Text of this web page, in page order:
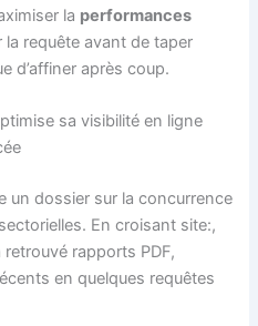
la performances
la requête avant de taper
d’affiner après coup.
sa visibilité en ligne
un dossier sur la concurrence
En croisant site:,
retrouvé rapports PDF,
en quelques requêtes